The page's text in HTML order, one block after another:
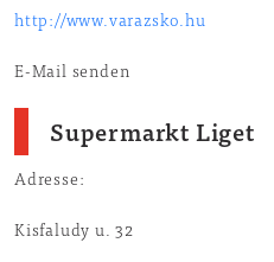
http://www.varazsko.hu
E-Mail senden
Supermarkt Liget
Adresse:
Kisfaludy u. 32